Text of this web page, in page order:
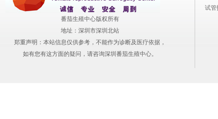
番茄生殖中心版权所有
地址：深圳市深圳北站
郑重声明：本站信息仅供参考，不能作为诊断及医疗依据，
如有您有这方面的疑问，请咨询深圳番茄生殖中心。
试管